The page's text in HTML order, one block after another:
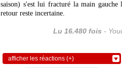
saison) s'est lui fracturé la main gauche
retour reste incertaine.
Lu 16.480 fois -
afficher les réactions (+)